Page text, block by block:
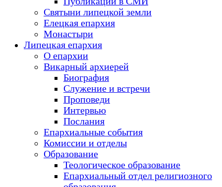
Святыни липецкой земли
Елецкая епархия
Монастыри
Липецкая епархия
О епархии
Викарный архиерей
Биография
Служение и встречи
Проповеди
Интервью
Послания
Епархиальные события
Комиссии и отделы
Образование
Теологическое образование
Епархиальный отдел религиозного